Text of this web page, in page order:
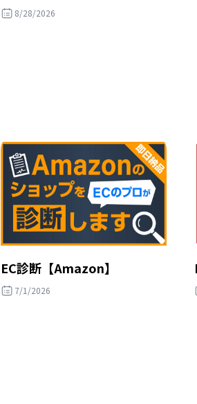
8/28/2026
EC診断【Amazon】
7/1/2026